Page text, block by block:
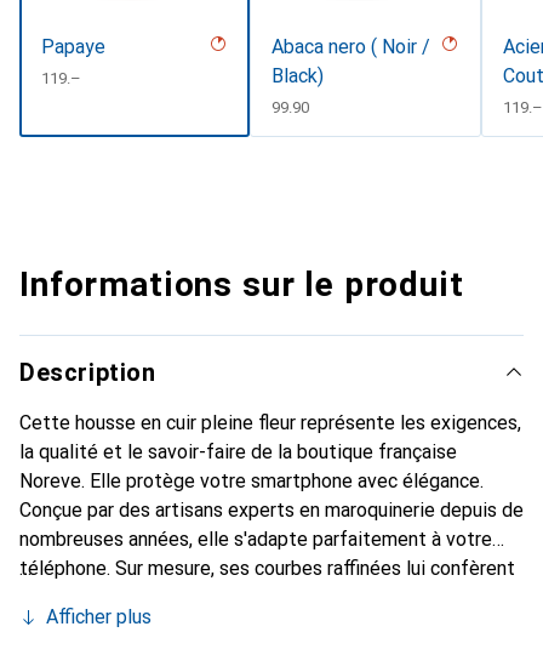
Papaye
CHF
119.–
Abaca nero ( Noir /
Black)
CHF
99.90 CHF
119.–
Informations sur le produit
Description
Cette housse en cuir pleine fleur représente les exigences,
la qualité et le savoir-faire de la boutique française
Noreve. Elle protège votre smartphone avec élégance.
Conçue par des artisans experts en maroquinerie depuis de
nombreuses années, elle s'adapte parfaitement à votre
téléphone. Sur mesure, ses courbes raffinées lui confèrent
et indispensable de votre smartphone. Reconnaître
Afficher plus